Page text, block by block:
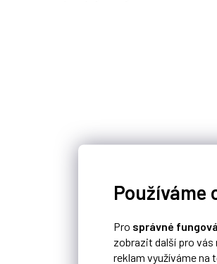
Používáme
Pro správné
zobrazit další pro
reklam využíváme na